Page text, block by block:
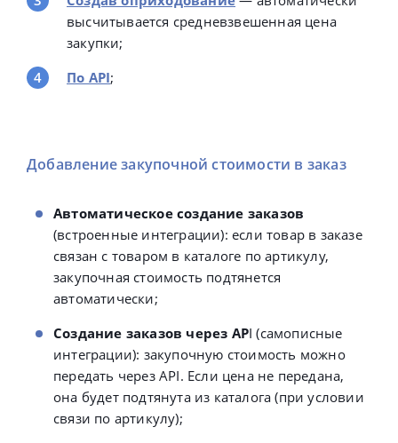
высчитывается средневзвешенная цена
закупки;
По API;
Добавление закупочной стоимости в заказ
Автоматическое создание заказов
(встроенные интеграции): если товар в заказе
связан с товаром в каталоге по артикулу,
закупочная стоимость подтянется
автоматически;
Создание заказов через API (самописные
интеграции): закупочную стоимость можно
передать через API. Если цена не передана,
она будет подтянута из каталога (при условии
связи по артикулу);